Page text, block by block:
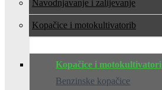
Navodnjavanje i zalijevanje
Kopačice i motokultivatori
Kopačice i motokultivatori
Benzinske kopačice